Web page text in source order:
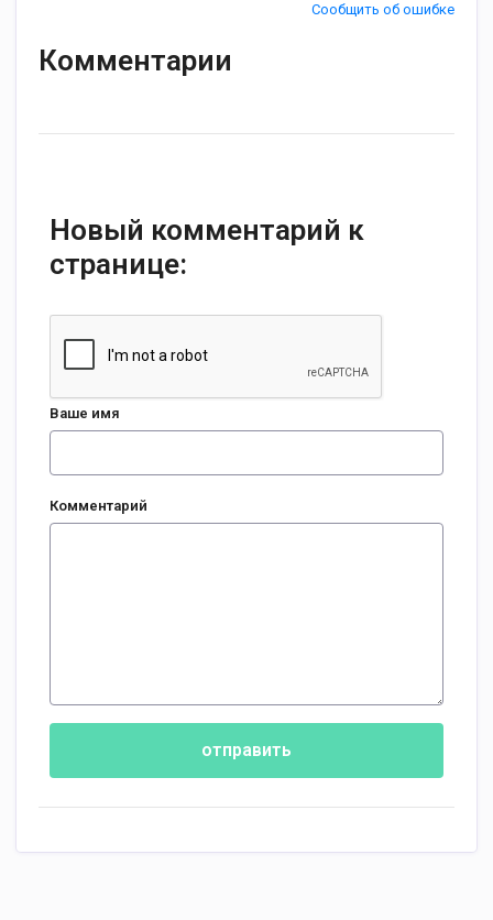
Сообщить об ошибке
Комментарии
Новый комментарий к
странице:
Ваше имя
Комментарий
отправить